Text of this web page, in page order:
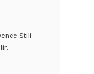
Stili